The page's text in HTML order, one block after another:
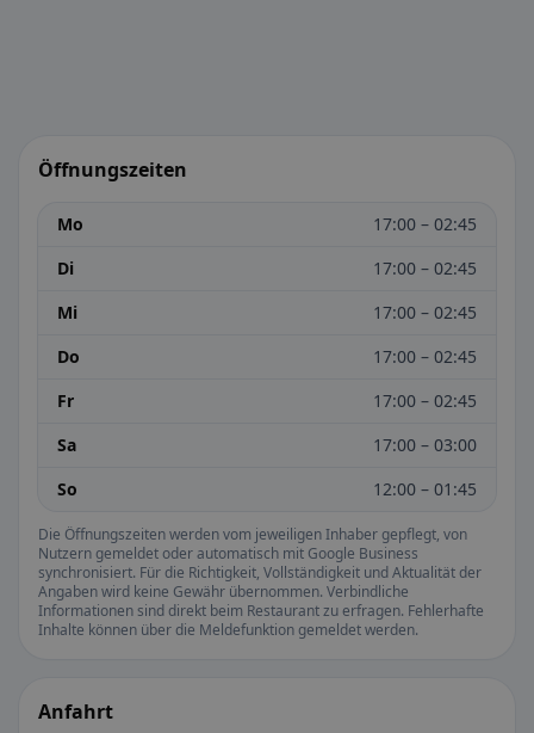
Öffnungszeiten
Mo
17:00 – 02:45
Di
17:00 – 02:45
Mi
17:00 – 02:45
Do
17:00 – 02:45
Fr
17:00 – 02:45
Sa
17:00 – 03:00
So
12:00 – 01:45
Die Öffnungszeiten werden vom jeweiligen Inhaber gepflegt, von
Nutzern gemeldet oder automatisch mit Google Business
synchronisiert. Für die Richtigkeit, Vollständigkeit und Aktualität der
Angaben wird keine Gewähr übernommen. Verbindliche
Informationen sind direkt beim Restaurant zu erfragen. Fehlerhafte
Inhalte können über die Meldefunktion gemeldet werden.
Anfahrt